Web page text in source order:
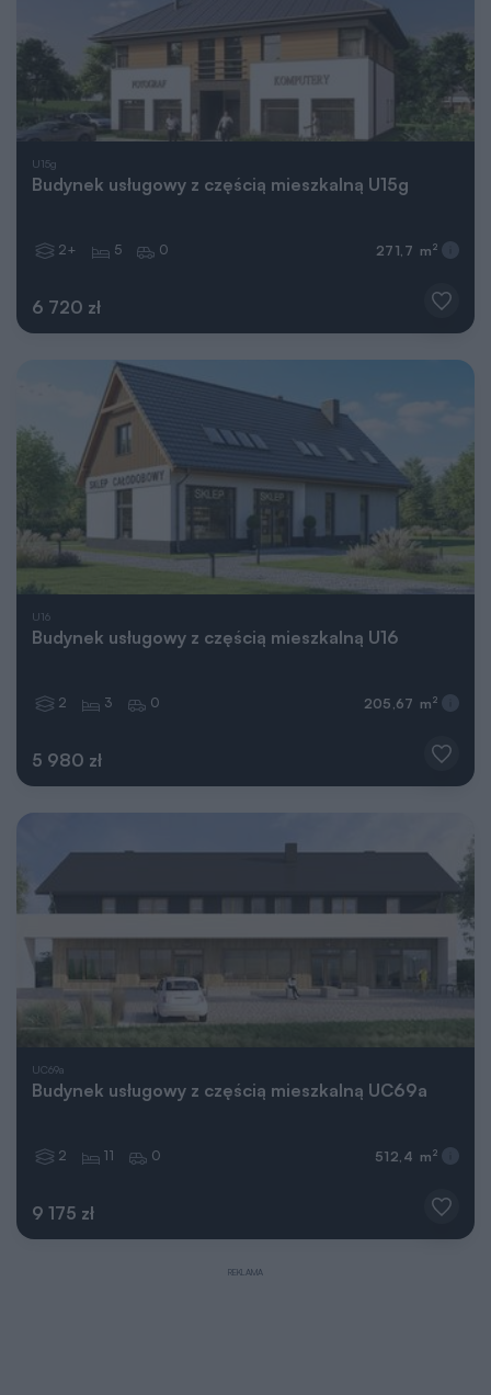
U15g
Budynek usługowy z częścią mieszkalną U15g
6 720 zł
2+ 5 0 271,7 m 2
U16
Budynek usługowy z częścią mieszkalną U16
5 980 zł
2 3 0 205,67 m 2
UC69a
Budynek usługowy z częścią mieszkalną UC69a
9 175 zł
2 11 0 512,4 m 2
REKLAMA